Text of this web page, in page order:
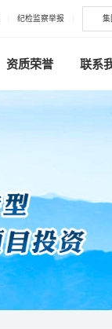
纪检监察举报 集
资质荣誉 联系